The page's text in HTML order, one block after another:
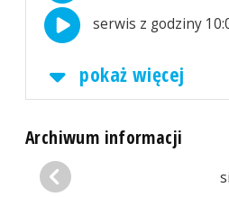
serwis z godziny
pokaż więcej
Archiwum informacji